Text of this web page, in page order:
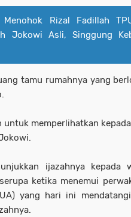
Menohok Rizal Fadillah
Jokowi Asli, Singgung
tamu rumahnya yang
untuk memperlihatkan
ijazahnya kepada
ketika menemui
yang hari ini